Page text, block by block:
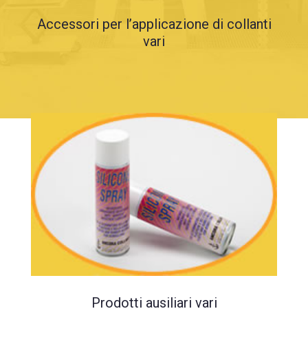
Accessori per l’applicazione di collanti
vari
Prodotti ausiliari vari